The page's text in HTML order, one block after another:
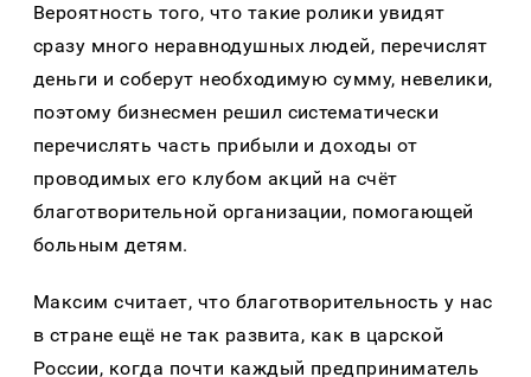
Вероятность того, что такие ролики увидят
сразу много неравнодушных людей, перечислят
деньги и соберут необходимую сумму, невелики,
поэтому бизнесмен решил систематически
перечислять часть прибыли и доходы от
проводимых его клубом акций на счёт
благотворительной организации, помогающей
больным детям.
Максим считает, что благотворительность у нас
в стране ещё не так развита, как в царской
России, когда почти каждый предприниматель